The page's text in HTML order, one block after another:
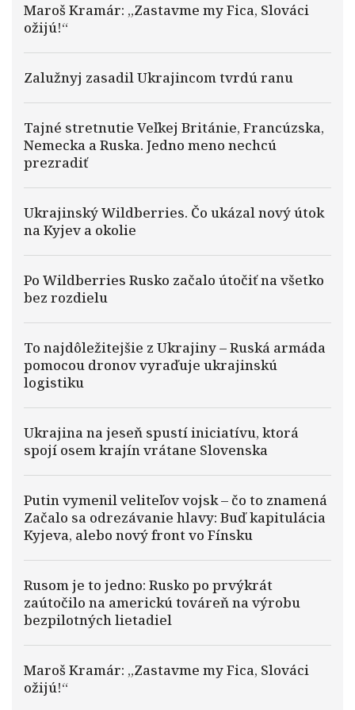
Maroš Kramár: „Zastavme my Fica, Slováci
ožijú!“
Zalužnyj zasadil Ukrajincom tvrdú ranu
Tajné stretnutie Veľkej Británie, Francúzska,
Nemecka a Ruska. Jedno meno nechcú
prezradiť
Ukrajinský Wildberries. Čo ukázal nový útok
na Kyjev a okolie
Po Wildberries Rusko začalo útočiť na všetko
bez rozdielu
To najdôležitejšie z Ukrajiny – Ruská armáda
pomocou dronov vyraďuje ukrajinskú
logistiku
Ukrajina na jeseň spustí iniciatívu, ktorá
spojí osem krajín vrátane Slovenska
Putin vymenil veliteľov vojsk – čo to znamená
Začalo sa odrezávanie hlavy: Buď kapitulácia
Kyjeva, alebo nový front vo Fínsku
Rusom je to jedno: Rusko po prvýkrát
zaútočilo na americkú továreň na výrobu
bezpilotných lietadiel
Maroš Kramár: „Zastavme my Fica, Slováci
ožijú!“